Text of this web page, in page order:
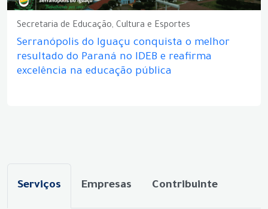
Secretaria de Educação, Cultura e Esportes
Serranópolis do Iguaçu conquista o melhor
resultado do Paraná no IDEB e reafirma
excelência na educação pública
Serviços Empresas Contribuinte